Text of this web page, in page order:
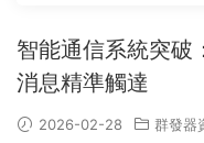
智能通信系統突破
消息精準觸達
2026-02-28 群發器